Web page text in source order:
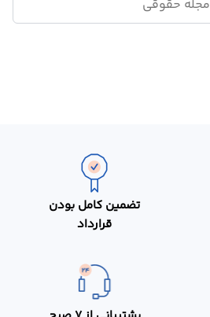
مجله حقوقی
تضمین کامل بودن
قرارداد